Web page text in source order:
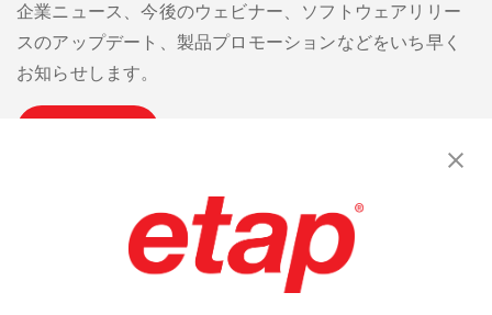
企業ニュース、今後のウェビナー、ソフトウェアリリー
スのアップデート、製品プロモーションなどをいち早く
お知らせします。
お問い合わせください。 | 利用規約
プライバシーポリシー | サイトマップ